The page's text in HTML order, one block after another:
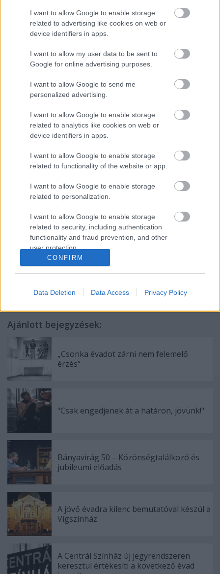
I want to allow Google to enable storage
related to advertising like cookies on web or
device identifiers in apps.
I want to allow my user data to be sent to
Google for online advertising purposes.
I want to allow Google to send me
personalized advertising.
I want to allow Google to enable storage
related to analytics like cookies on web or
device identifiers in apps.
I want to allow Google to enable storage
related to functionality of the website or app.
I want to allow Google to enable storage
related to personalization.
I want to allow Google to enable storage
related to security, including authentication
functionality and fraud prevention, and other
user protection.
CONFIRM
Data Deletion Data Access Privacy Policy
Márkus Judit
és Pataki
Ferenc a
Reviczky
előadásában
Kritikák:
Kővári Orsolya: Egy tiszta ember - Egressy Zoltán:
Ézsiás Erzsébet: Szabó Magda: Az ajtó
Sőregi Melinda: A politika, mint gyilkosság -
Büchner: Danton halála
Szepesi Krisztina: Barbara őrnagy
forrás: Kovács Dezső
Ajánlott bejegyzések:
„Csonka évadot zárni nem felemelő
érzés"
"Csak engedjenek át a határon, jövünk!"
Bányavirág 50 – Közönségtalálkozó és
jubileumi előadás
A jövő évadra kilenc bemutatóval készül a
Vígszínház
A Centrál Színház új jegyrendszeren
keresztül értékesíti a következő évad